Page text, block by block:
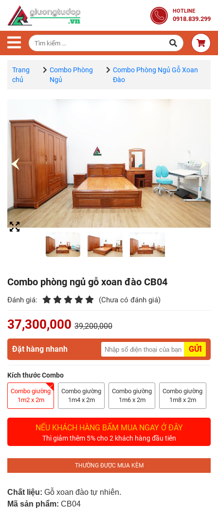
HOTLINE
0918.839.299
Trang
Chủ
Combo
Phòng
Ngủ
Tủ
Gỗ
Tự
Nhiên
Bàn
Trang
Điểm
Bàn
Ăn
Kệ
Gỗ
Gỗ
Sofa
Thờ
Trang
chủ
Combo Phòng
Ngủ
Combo Phòng Ngủ Gỗ Xoan
Đào
Combo phòng ngủ gỗ xoan đào CB04
Đánh giá: (Chưa có đánh giá)
37,300,000 39,200,000
Đặt hàng nhanh GỬI
Kích thước Combo
Combo giường
1m2 x 2m
Combo giường
1m4 x 2m
Combo giường
1m6 x 2m
Combo giường
1m8 x 2m
NẾU KHÁCH HÀNG BẤM MUA NGAY Ở ĐÂY
Thì giảm thêm 5% cho 2 khách hàng đầu tiên
THƯỜNG ĐƯỢC MUA KÈM
Chất liệu: Gỗ xoan đào tự nhiên.
Mã sản phẩm: CB04